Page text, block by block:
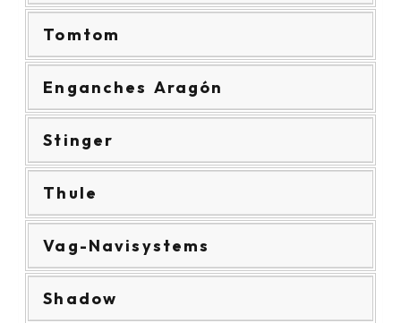
Tomtom
Enganches Aragón
Stinger
Thule
Vag-Navisystems
Shadow